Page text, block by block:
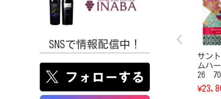
SNSで情報配信中！
サン
ムハ
26
¥